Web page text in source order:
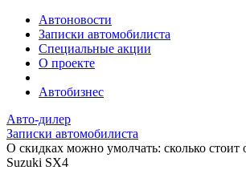
Автоновости
Записки автомобилиста
Специальные акции
О проекте
Автобизнес
Авто-дилер
Записки автомобилиста
О скидках можно умолчать: сколько стоит
Suzuki SX4